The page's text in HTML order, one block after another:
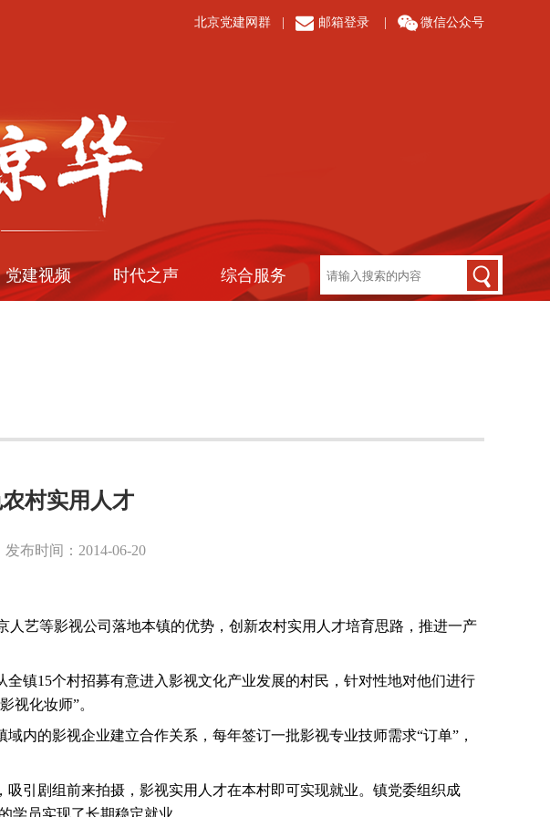
北京党建网群 邮箱登录 微信公众号
党建视频 时代之声 综合服务
村实用人才
时间：2014-06-20
艺等影视公司落地本镇的优势，创新农村实用人才培育思路，推进一产
镇15个村招募有意进入影视文化产业发展的村民，针对性地对他们进行
视化妆师”。
内的影视企业建立合作关系，每年签订一批影视专业技师需求“订单”，
引剧组前来拍摄，影视实用人才在本村即可实现就业。镇党委组织成
学员实现了长期稳定就业